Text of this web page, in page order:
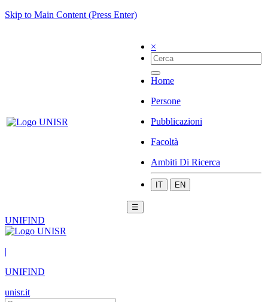
Skip to Main Content (Press Enter)
×
Home
Persone
Pubblicazioni
Facoltà
Ambiti Di Ricerca
IT EN
☰
UNIFIND
|
UNIFIND
unisr.it